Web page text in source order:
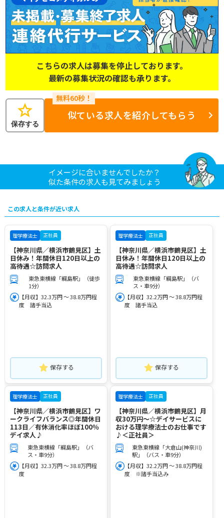
こちらの求人は募集を停止しております。
最新の募集状況の確認も承ります。
star
保存する
似ている求人を紹介してもらう
イメージに合いませんでしたか？
似た条件の求人も見てみましょう
この求人と条件が近い求人
理学療法士 正社員
【神奈川県／横浜市鶴見区】土
日休み！年間休日120日以上の
高待遇☆訪問求人
東急東横線「綱島駅」（徒歩
1分）
【月収】32.3万円 ～ 38.8万円程
度 諸手当込
保存する
理学療法士 正社員
【神奈川県／横浜市鶴見区】土
日休み！年間休日120日以上の
高待遇☆訪問求人
東急東横線「綱島駅」（バ
ス・車9分）
【月収】32.2万円 ～ 38.8万円程
度 諸手当込
保存する
理学療法士 正社員
【神奈川県／横浜市鶴見区】ワ
ークライフバランス◎年間休日
113日／有休消化率ほぼ100％
デイ求人♪
東急東横線「綱島駅」（バ
ス・車9分）
【月収】32.3万円 ～ 38.8万円程
度
理学療法士 正社員
【神奈川県／横浜市鶴見区】月
収30万円～☆デイサービスに
おける理学療法士のお仕事です
♪＜正社員＞
東急東横線「大倉山(神奈川)
駅」（バス・車9分）
【月収】32.2万円 ～ 38.8万円程
度 ※諸手当込み